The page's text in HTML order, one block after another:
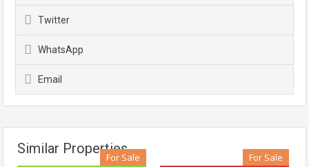
Twitter
WhatsApp
Email
Similar Properties
For Sale For Sale